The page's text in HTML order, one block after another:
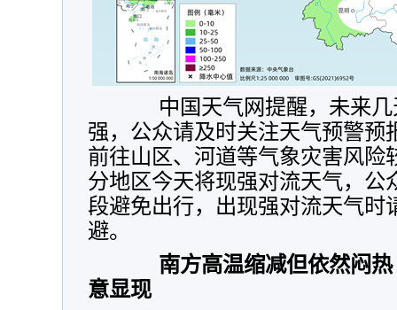
中国天气网提醒，未来几
强，公众请及时关注天气预警预
前往山区、河道等气象灾害风险
分地区今天将现强对流天气，公
段避免出行，出现强对流天气时
避。
南方高温缩减但依然闷
意显现